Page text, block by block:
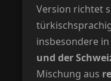
Version richtet
insbesondere in
und der
Mischung aus